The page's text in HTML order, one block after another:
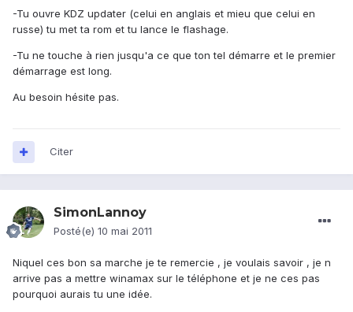
-Tu ouvre KDZ updater (celui en anglais et mieu que celui en
russe) tu met ta rom et tu lance le flashage.
-Tu ne touche à rien jusqu'a ce que ton tel démarre et le premier
démarrage est long.
Au besoin hésite pas.
Citer
SimonLannoy
Posté(e) 10 mai 2011
Niquel ces bon sa marche je te remercie , je voulais savoir , je n
arrive pas a mettre winamax sur le téléphone et je ne ces pas
pourquoi aurais tu une idée.